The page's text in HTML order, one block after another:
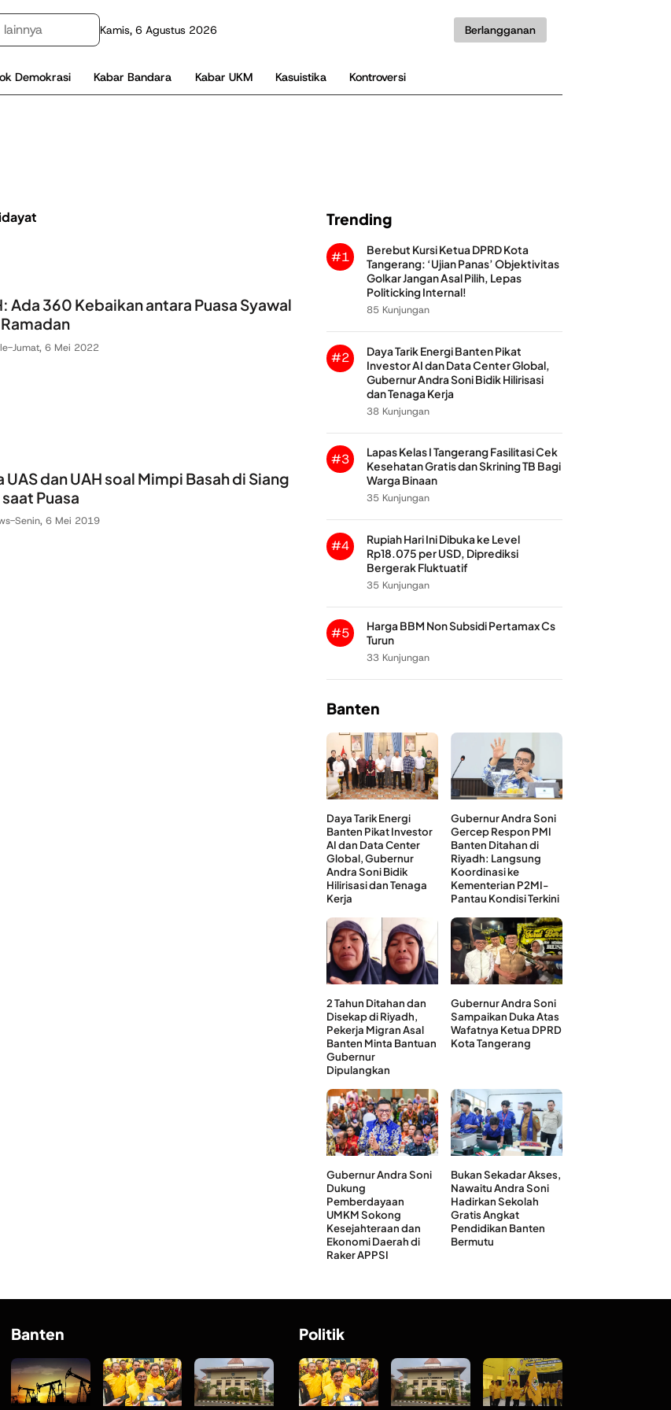
Kamis, 6 Agustus 2026 Berlangganan
Demokrasi Kabar Bandara Kabar UKM Kasuistika Kontroversi
Ada 360 Kebaikan antara Puasa Syawal
-Jumat, 6 Mei 2022
UAS dan UAH soal Mimpi Basah di Siang
Puasa
-Senin, 6 Mei 2019
Trending
#1
Berebut Kursi Ketua DPRD Kota
Tangerang: ‘Ujian Panas’ Objektivitas
Golkar Jangan Asal Pilih, Lepas
Politicking Internal!
85 Kunjungan
#2
Daya Tarik Energi Banten Pikat
Investor AI dan Data Center Global,
Gubernur Andra Soni Bidik Hilirisasi
dan Tenaga Kerja
38 Kunjungan
#3
Lapas Kelas I Tangerang Fasilitasi Cek
Kesehatan Gratis dan Skrining TB Bagi
Warga Binaan
35 Kunjungan
#4
Rupiah Hari Ini Dibuka ke Level
Rp18.075 per USD, Diprediksi
Bergerak Fluktuatif
35 Kunjungan
#5
Harga BBM Non Subsidi Pertamax Cs
Turun
33 Kunjungan
Banten
Daya Tarik Energi
Banten Pikat Investor
AI dan Data Center
Global, Gubernur
Andra Soni Bidik
Hilirisasi dan Tenaga
Kerja
Gubernur Andra Soni
Gercep Respon PMI
Banten Ditahan di
Riyadh: Langsung
Koordinasi ke
Kementerian P2MI-
Pantau Kondisi Terkini
2 Tahun Ditahan dan
Disekap di Riyadh,
Pekerja Migran Asal
Banten Minta Bantuan
Gubernur
Dipulangkan
Gubernur Andra Soni
Sampaikan Duka Atas
Wafatnya Ketua DPRD
Kota Tangerang
Gubernur Andra Soni
Dukung
Pemberdayaan
UMKM Sokong
Kesejahteraan dan
Ekonomi Daerah di
Raker APPSI
Bukan Sekadar Akses,
Nawaitu Andra Soni
Hadirkan Sekolah
Gratis Angkat
Pendidikan Banten
Bermutu
Banten Politik